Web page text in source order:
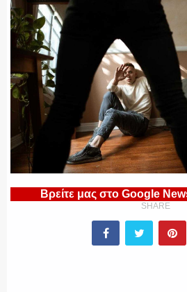
ΟΜΑΔΑ “Ζ”
ΕΚΑΜ
ΥΑΤ/ΥΜΕΤ
Βρείτε μας στο Google
SHARE